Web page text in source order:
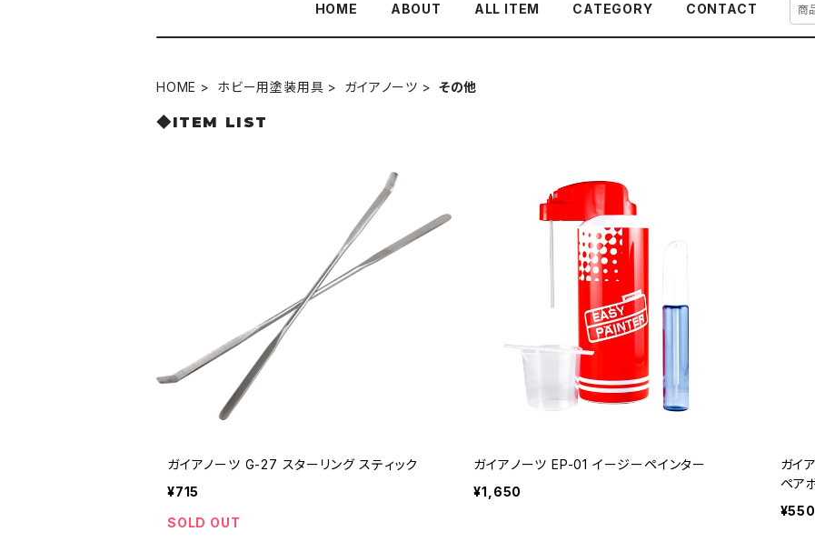
HOME ABOUT ALL ITEM CATEGORY CONTACT
HOME ホビー用塗装用具 ガイアノーツ その他
◆ITEM LIST
ガイアノーツ G-27 スターリング スティック
¥715
SOLD OUT
ガイアノーツ EP-01 イージーペインター
¥1,650
ガイ
ペア
¥550